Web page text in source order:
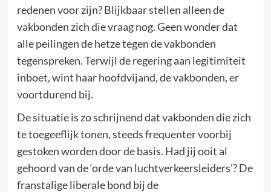
redenen voor zijn? Blijkbaar stellen alleen de
vakbonden zich die vraag nog. Geen wonder dat
alle peilingen de hetze tegen de vakbonden
tegenspreken. Terwijl de regering aan legitimiteit
inboet, wint haar hoofdvijand, de vakbonden, er
voortdurend bij.
De situatie is zo schrijnend dat vakbonden die zich
te toegeeflijk tonen, steeds frequenter voorbij
gestoken worden door de basis. Had jij ooit al
gehoord van de ‘orde van luchtverkeersleiders’? De
franstalige liberale bond bij de